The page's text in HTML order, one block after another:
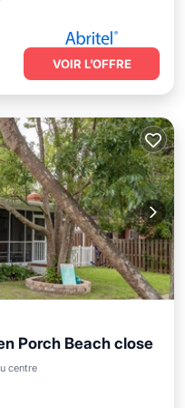
VOIR L’OFFRE
Porch Beach close
centre
Terrasse